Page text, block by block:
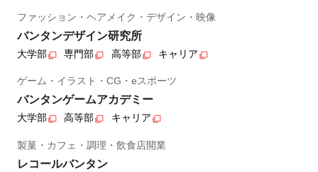
ファッション・ヘアメイク・デザイン・映像
バンタンデザイン研究所
大学部 専門部 高等部 キャリア
ゲーム・イラスト・CG・eスポーツ
バンタンゲームアカデミー
大学部 高等部 キャリア
製菓・カフェ・調理・飲食店開業
レコールバンタン